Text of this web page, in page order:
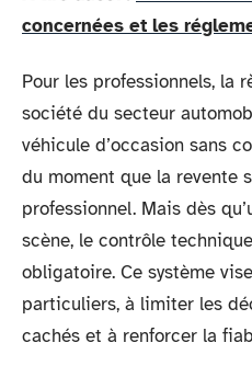
concernées et les
Pour les professionnels, la
société du secteur
véhicule d’occasion sans
du moment que la revente
professionnel. Mais dès
scène, le contrôle
obligatoire. Ce système
particuliers, à limiter les
cachés et à renforcer la